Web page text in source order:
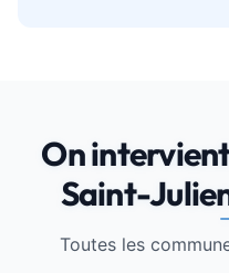
On
Saint-
Toutes les